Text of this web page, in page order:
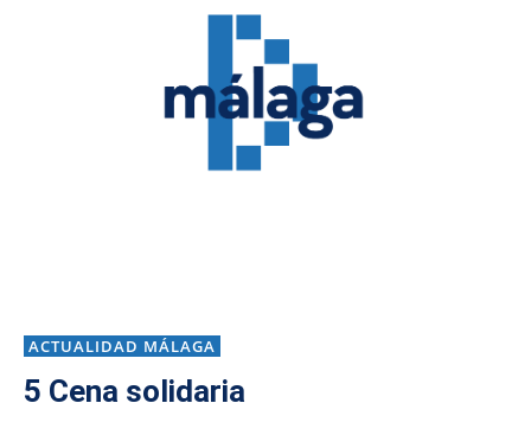
ACTUALIDAD MÁLAGA
5 Cena solidaria